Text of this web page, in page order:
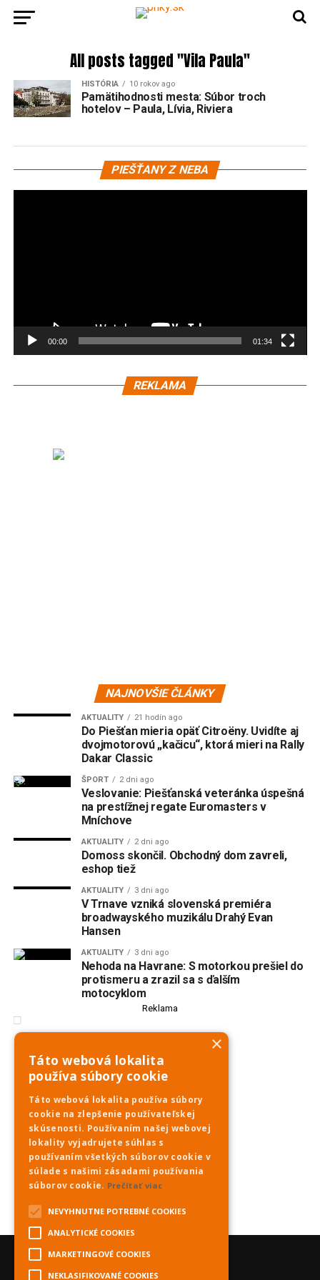
All posts tagged "Vila Paula"
HISTÓRIA 10 rokov ago
Pamätihodnosti mesta: Súbor troch
hotelov – Paula, Lívia, Riviera
PIEŠŤANY Z NEBA
00:00 01:34
REKLAMA
NAJNOVŠIE ČLÁNKY
AKTUALITY 21 hodín ago
Do Piešťan mieria opäť Citroëny. Uvidíte aj
dvojmotorovú „kačicu“, ktorá mieri na Rally
Dakar Classic
ŠPORT 2 dni ago
Veslovanie: Piešťanská veteránka úspešná
na prestížnej regate Euromasters v
Mníchove
AKTUALITY 2 dni ago
Domoss skončil. Obchodný dom zavreli,
eshop tiež
AKTUALITY 3 dni ago
V Trnave vzniká slovenská premiéra
broadwayského muzikálu Drahý Evan
Hansen
AKTUALITY 3 dni ago
Nehoda na Havrane: S motorkou prešiel do
protismeru a zrazil sa s ďalším
motocyklom
Reklama
×
Táto webová lokalita
používa súbory cookie
Táto webová lokalita používa súbory
cookie na zlepšenie používateľskej
skúsenosti. Používaním našej webovej
lokality vyjadrujete súhlas s
používaním všetkých súborov cookie v
súlade s našimi zásadami používania
súborov cookie. Prečítať viac
NEVYHNUTNE POTREBNÉ COOKIES
ANALYTICKÉ COOKIES
MARKETINGOVÉ COOKIES
NEKLASIFIKOVANÉ COOKIES